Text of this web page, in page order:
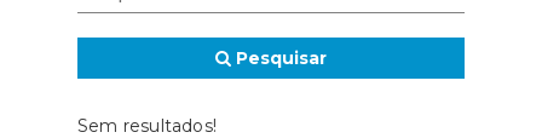
Pesquisar
Sem resultados!